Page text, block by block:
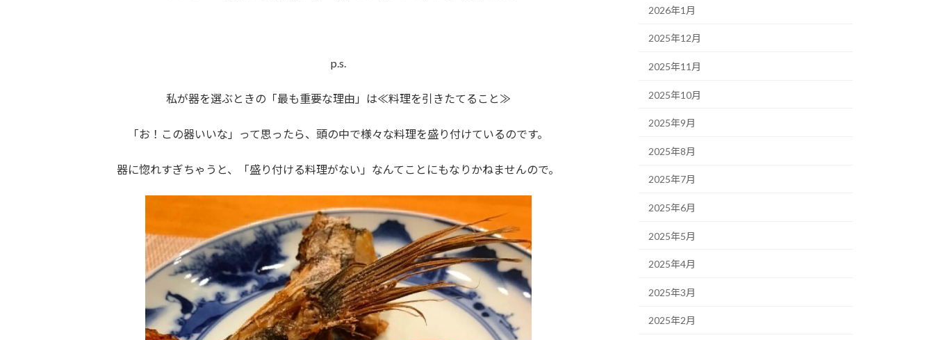
p.s.
私が器を選ぶときの「最も重要な理由」は≪料理を引きたてること≫
「お！この器いいな」って思ったら、頭の中で様々な料理を盛り付けているのです。
器に惚れすぎちゃうと、「盛り付ける料理がない」なんてことにもなりかねませんので。
2026年1月
2025年12月
2025年11月
2025年10月
2025年9月
2025年8月
2025年7月
2025年6月
2025年5月
2025年4月
2025年3月
2025年2月